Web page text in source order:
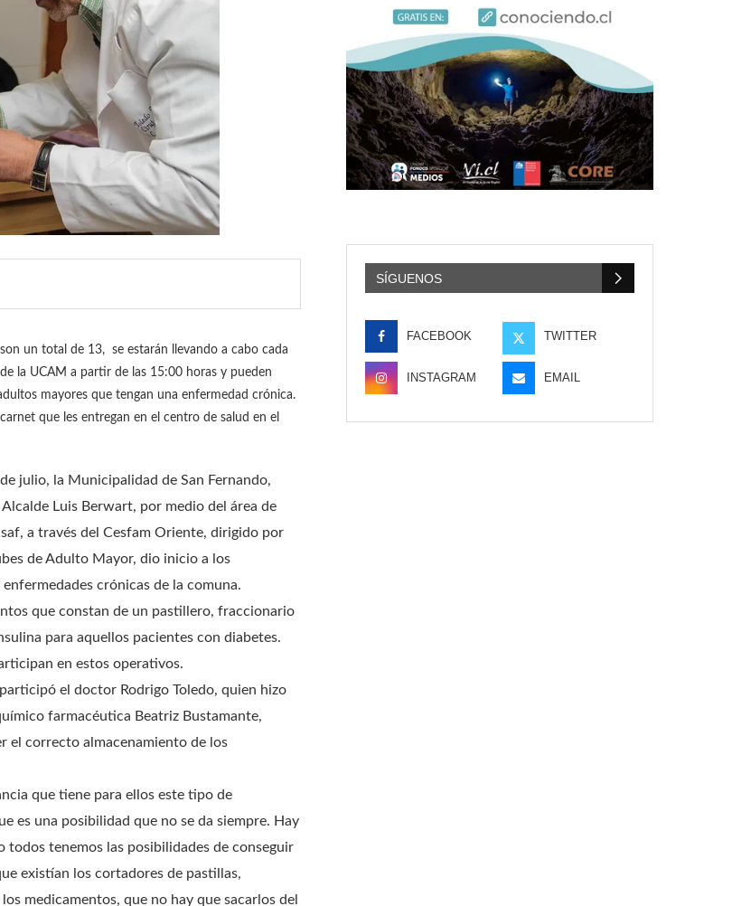
un total de 13, se estarán llevando a cabo cada
la UCAM a partir de las 15:00 horas y pueden
mayores que tengan una enfermedad crónica.
que les entregan en el centro de salud en el
julio, la Municipalidad de San Fernando,
Luis Berwart, por medio del área de
a través del Cesfam Oriente, dirigido por
de Adulto Mayor, dio inicio a los
crónicas de la comuna.
que constan de un pastillero, fraccionario
para aquellos pacientes con diabetes.
en estos operativos.
el doctor Rodrigo Toledo, quien hizo
farmacéutica Beatriz Bustamante,
el correcto almacenamiento de los
que tiene para ellos este tipo de
es una posibilidad que no se da siempre. Hay
tenemos las posibilidades de conseguir
existían los cortadores de pastillas,
medicamentos, que no hay que sacarlos del
SÍGUENOS
FACEBOOK TWITTER
INSTAGRAM EMAIL